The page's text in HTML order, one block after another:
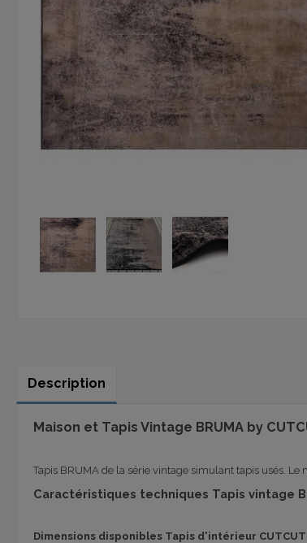
Description
Maison et Tapis Vintage BRUMA by
Tapis BRUMA de la série vintage simulant tapis usés. Le
Caractéristiques techniques Tapis vintage
Dimensions disponibles Tapis d'intérieur CUTCUT